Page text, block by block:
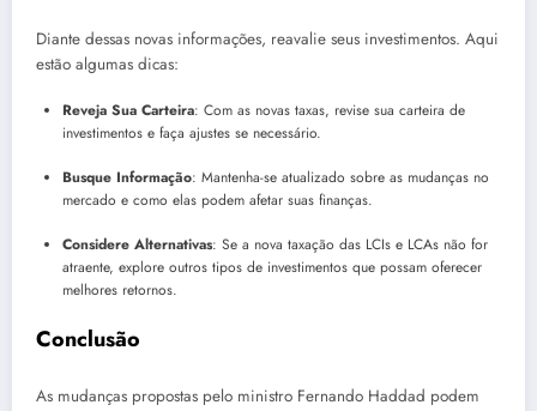
Diante dessas novas informações, reavalie seus investimentos. Aqui
estão algumas dicas:
Reveja Sua Carteira: Com as novas taxas, revise sua carteira de
investimentos e faça ajustes se necessário.
Busque Informação: Mantenha-se atualizado sobre as mudanças no
mercado e como elas podem afetar suas finanças.
Considere Alternativas: Se a nova taxação das LCIs e LCAs não for
atraente, explore outros tipos de investimentos que possam oferecer
melhores retornos.
Conclusão
As mudanças propostas pelo ministro Fernando Haddad podem